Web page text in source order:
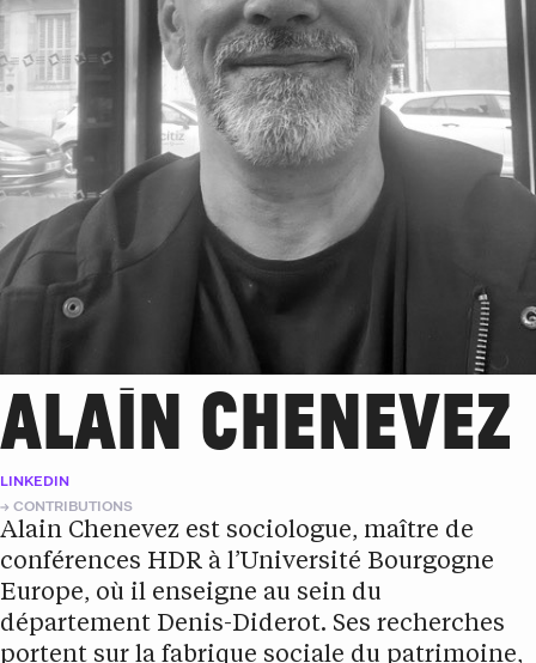
ALAIN CHENEVEZ
LINKEDIN
CONTRIBUTIONS
Alain Chenevez est sociologue, maître de
conférences HDR à l’Université Bourgogne
Europe, où il enseigne au sein du
département Denis-Diderot. Ses recherches
portent sur la fabrique sociale du patrimoine,